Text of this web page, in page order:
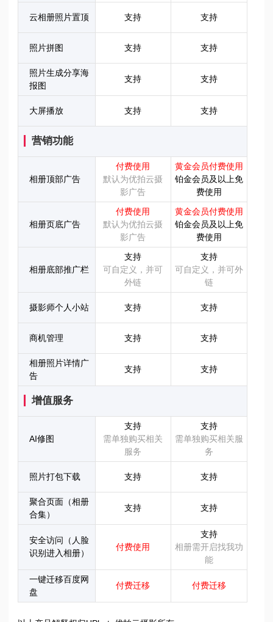
云相册照片置顶 支持 支持
照片拼图 支持 支持
照片生成分享海
报图
支持 支持
大屏播放 支持 支持
营销功能
相册顶部广告
付费使用
默认为优拍云摄
影广告
黄金会员付费使用
铂金会员及以上免
费使用
相册页底广告
付费使用
默认为优拍云摄
影广告
黄金会员付费使用
铂金会员及以上免
费使用
相册底部推广栏
支持
可自定义，并可
外链
支持
可自定义，并可外
链
摄影师个人小站 支持 支持
商机管理 支持 支持
相册照片详情广
告
支持 支持
增值服务
AI修图
支持
需单独购买相关
服务
支持
需单独购买相关服
务
照片打包下载 支持 支持
聚合页面（相册
合集）
支持 支持
安全访问（人脸
识别进入相册）
付费使用
支持
相册需开启找我功
能
一键迁移百度网
盘
付费迁移 付费迁移